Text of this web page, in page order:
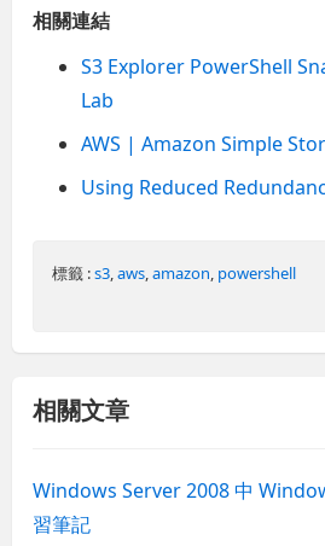
相關連結
S3 Explorer PowerShell
Lab
AWS | Amazon Simple
Using Reduced
標籤 :s3 ,aws ,amazon powershell
相關文章
Windows Server 2008 中
習筆記